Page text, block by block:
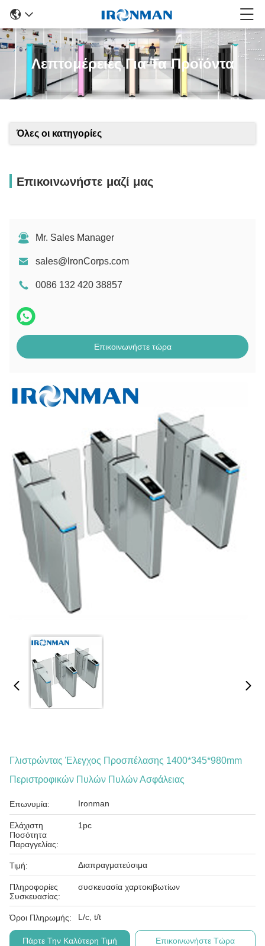
Λεπτομέρειες Για Τα Προϊόντα
Όλες οι κατηγορίες
Επικοινωνήστε μαζί μας
Mr. Sales Manager
sales@lronCorps.com
0086 132 420 38857
Επικοινωνήστε τώρα
Γλιστρώντας Έλεγχος Προσπέλασης 1400*345*980mm
Περιστροφικών Πυλών Πυλών Ασφάλειας
Επωνυμία: Ironman
Ελάχιστη
Ποσότητα
Παραγγελίας:
1pc
Τιμή: Διαπραγματεύσιμα
Πληροφορίες
Συσκευασίας:
συσκευασία χαρτοκιβωτίων
Όροι Πληρωμής: L/c, t/t
Πάρτε Την Καλύτερη Τιμή Επικοινωνήστε Τώρα